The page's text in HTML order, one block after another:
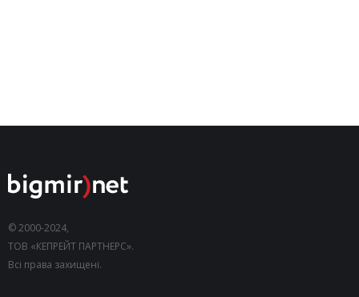
© 2000-2024,
ТОВ «КЕПРЕЙТ ПАРТНЕРС».
Всі права захищені.